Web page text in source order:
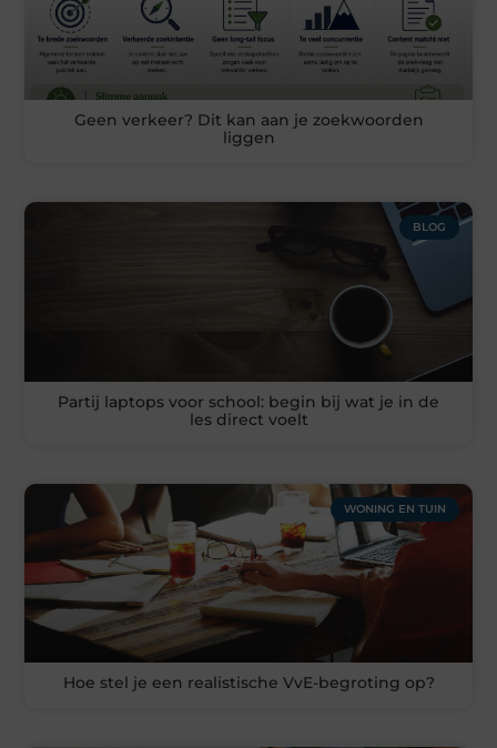
Geen verkeer? Dit kan aan je zoekwoorden
liggen
BLOG
Partij laptops voor school: begin bij wat je in de
les direct voelt
WONING EN TUIN
Hoe stel je een realistische VvE-begroting op?